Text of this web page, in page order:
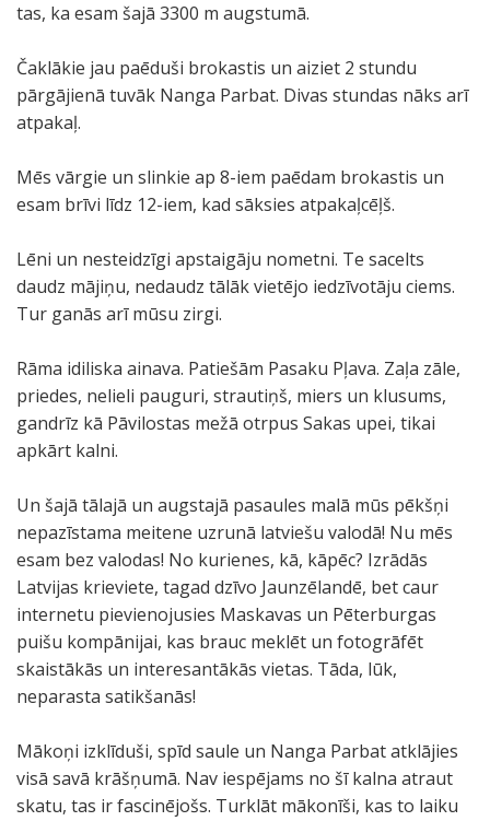
tas, ka esam šajā 3300 m augstumā.
Čaklākie jau paēduši brokastis un aiziet 2 stundu
pārgājienā tuvāk Nanga Parbat. Divas stundas nāks arī
atpakaļ.
Mēs vārgie un slinkie ap 8-iem paēdam brokastis un
esam brīvi līdz 12-iem, kad sāksies atpakaļcēļš.
Lēni un nesteidzīgi apstaigāju nometni. Te sacelts
daudz mājiņu, nedaudz tālāk vietējo iedzīvotāju ciems.
Tur ganās arī mūsu zirgi.
Rāma idiliska ainava. Patiešām Pasaku Pļava. Zaļa zāle,
priedes, nelieli pauguri, strautiņš, miers un klusums,
gandrīz kā Pāvilostas mežā otrpus Sakas upei, tikai
apkārt kalni.
Un šajā tālajā un augstajā pasaules malā mūs pēkšņi
nepazīstama meitene uzrunā latviešu valodā! Nu mēs
esam bez valodas! No kurienes, kā, kāpēc? Izrādās
Latvijas krieviete, tagad dzīvo Jaunzēlandē, bet caur
internetu pievienojusies Maskavas un Pēterburgas
puišu kompānijai, kas brauc meklēt un fotogrāfēt
skaistākās un interesantākās vietas. Tāda, lūk,
neparasta satikšanās!
Mākoņi izklīduši, spīd saule un Nanga Parbat atklājies
visā savā krāšņumā. Nav iespējams no šī kalna atraut
skatu, tas ir fascinējošs. Turklāt mākonīši, kas to laiku